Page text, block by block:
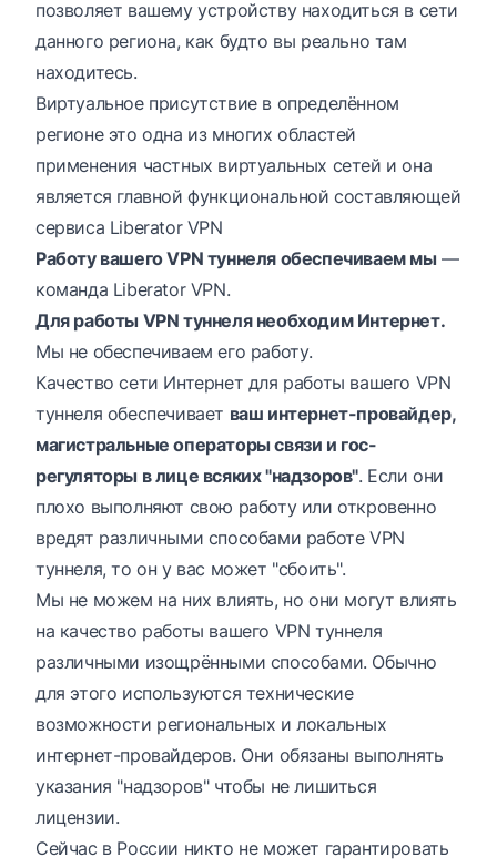
позволяет вашему устройству находиться в сети
данного региона, как будто вы реально там
находитесь.
Виртуальное присутствие в определённом
регионе это одна из многих областей
применения частных виртуальных сетей и она
является главной функциональной составляющей
сервиса Liberator VPN
Работу вашего VPN туннеля обеспечиваем мы—
команда Liberator VPN.
Для работы VPN туннеля необходим Интернет.
Мы не обеспечиваем его работу.
Качество сети Интернет для работы вашего VPN
туннеля обеспечивает ваш интернет-провайдер,
магистральные операторы связи и гос-
регуляторы в лице всяких "надзоров". Если они
плохо выполняют свою работу или откровенно
вредят различными способами работе VPN
туннеля, то он у вас может "сбоить".
Мы не можем на них влиять, но они могут влиять
на качество работы вашего VPN туннеля
различными изощрёнными способами. Обычно
для этого используются технические
возможности региональных и локальных
интернет-провайдеров. Они обязаны выполнять
указания "надзоров" чтобы не лишиться
лицензии.
Сейчас в России никто не может гарантировать